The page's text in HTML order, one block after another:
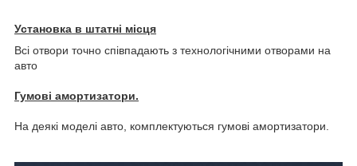
Установка в штатні місця
Всі отвори точно співпадають з технологічними отворами на
авто
Гумові амортизатори.
На деякі моделі авто, комплектуються гумові амортизатори.